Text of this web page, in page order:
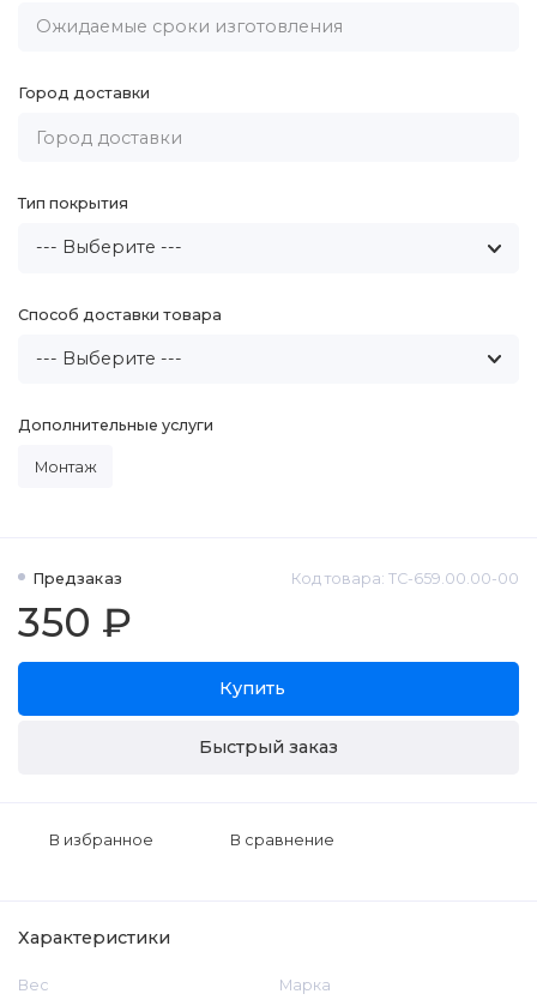
Предзаказ Код товара: ТС-659.00.00-00
350 ₽
Купить
Быстрый заказ
В избранное В сравнение
Город доставки
Тип покрытия
Способ доставки товара
Дополнительные услуги
Монтаж
Характеристики
Вес Марка